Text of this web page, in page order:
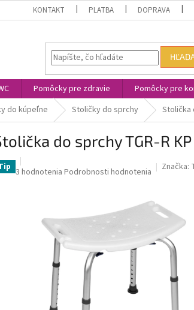
KONTAKT PLATBA DOPRAVA
Pomôcky pre zdravie Pomôcky pre
do kúpeľne Stoličky do sprchy Stolička
do sprchy TGR-R
Priemerné
hviezdičiek.
3 hodnotenia Podrobnosti hodnotenia Značka: